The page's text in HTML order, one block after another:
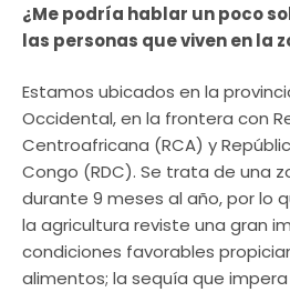
¿Me podría hablar un poco
las personas que viven en la
Estamos ubicados en la
Occidental, en la frontera con
Centroafricana (RCA) y
Congo (RDC). Se trata de una
durante 9 meses al año, por lo
la agricultura reviste una gran
condiciones favorables
alimentos; la sequía que